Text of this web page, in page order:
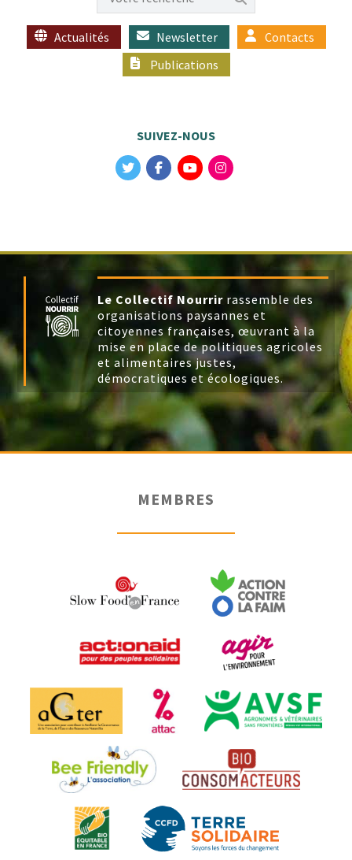
Actualités Newsletter
Contacts
Publications
SUIVEZ-NOUS
Le Collectif Nourrir rassemble des
organisations paysannes et
citoyennes françaises, œuvrant à la
mise en place de politiques agricoles
et alimentaires justes,
démocratiques et écologiques.
MEMBRES